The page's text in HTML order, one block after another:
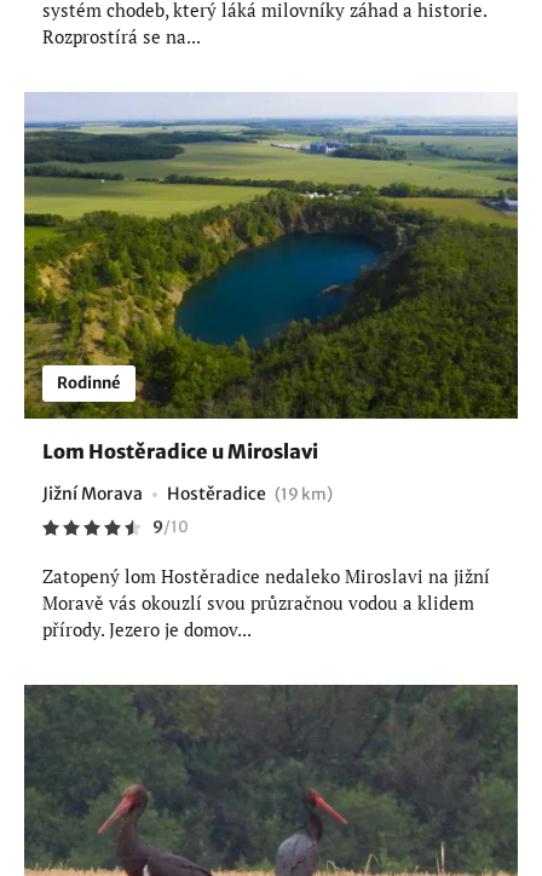
systém chodeb, který láká milovníky záhad a historie.
Rozprostírá se na...
Rodinné
Lom Hostěradice u Miroslavi
Jižní Morava Hostěradice (19 km)
9/10
Zatopený lom Hostěradice nedaleko Miroslavi na jižní
Moravě vás okouzlí svou průzračnou vodou a klidem
přírody. Jezero je domov...